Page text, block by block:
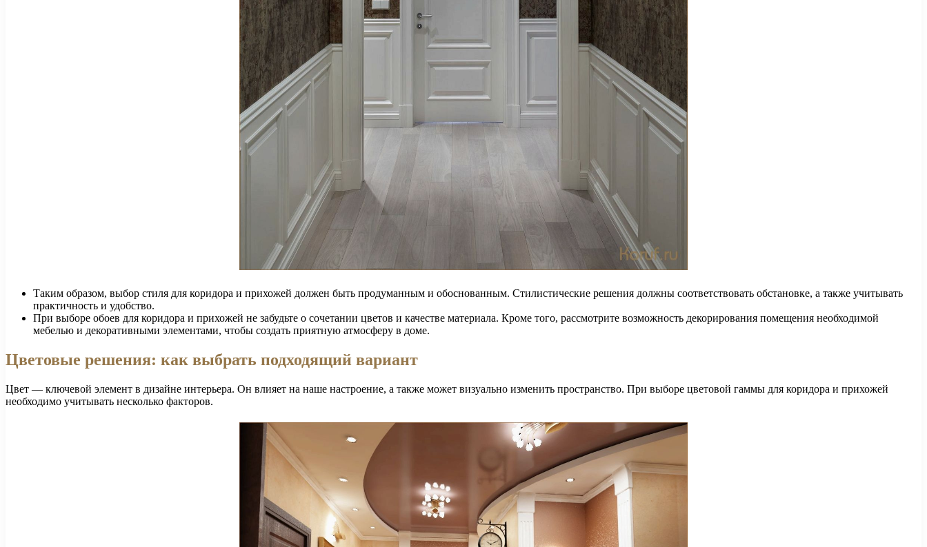
Таким образом, выбор стиля для коридора и прихожей должен быть продуманным и обоснованным. Стилистические решения должны соответствовать обстановке, а также учитывать
практичность и удобство.
При выборе обоев для коридора и прихожей не забудьте о сочетании цветов и качестве материала. Кроме того, рассмотрите возможность декорирования помещения необходимой
мебелью и декоративными элементами, чтобы создать приятную атмосферу в доме.
Цветовые решения: как выбрать подходящий вариант
Цвет — ключевой элемент в дизайне интерьера. Он влияет на наше настроение, а также может визуально изменить пространство. При выборе цветовой гаммы для коридора и прихожей
необходимо учитывать несколько факторов.